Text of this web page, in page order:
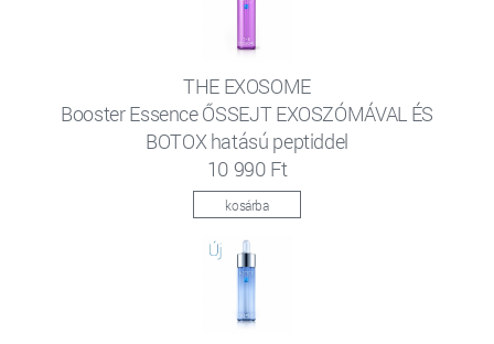
THE EXOSOME
Booster Essence ŐSSEJT EXOSZÓMÁVAL ÉS
BOTOX hatású peptiddel
10 990 Ft
kosárba